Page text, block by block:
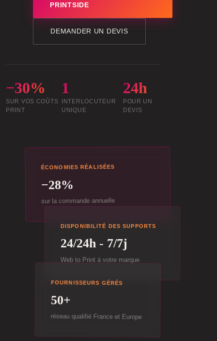
PRINTSIDE
DEMANDER UN DEVIS
−30%
SUR VOS COÛTS
PRINT
1
INTERLOCUTEUR
UNIQUE
24h
POUR UN
DEVIS
ÉCONOMIES RÉALISÉES
−28%
sur la commande annuelle
DISPONIBILITÉ DES SUPPORTS
24/24h - 7/7j
Web to Print à votre marque
FOURNISSEURS GÉRÉS
50+
réseau qualifié France et Europe